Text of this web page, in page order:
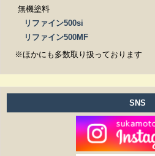
無機塗料
リファイン500si
リファイン500MF
※ほかにも多数取り扱っております
SNS